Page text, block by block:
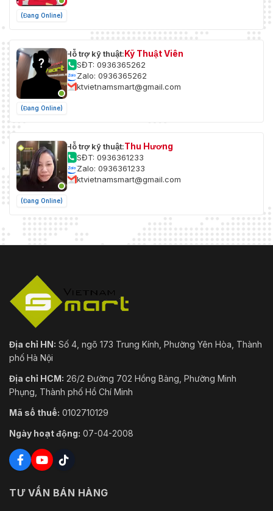
(Đang Online)
(Đang Online)
Hỗ trợ kỹ thuật:Kỹ Thuật Viên
SĐT: 0936365262
Zalo: 0936365262
ktvietnamsmart@gmail.com
(Đang Online)
Hỗ trợ kỹ thuật:Thu Hương
SĐT: 0936361233
Zalo: 0936361233
ktvietnamsmart@gmail.com
Địa chỉ HN: Số 4, ngõ 173 Trung Kính, Phường Yên Hòa, Thành
phố Hà Nội
Địa chỉ HCM: 26/2 Đường 702 Hồng Bàng, Phường Minh
Phụng, Thành phố Hồ Chí Minh
Mã số thuế: 0102710129
Ngày hoạt động: 07-04-2008
TƯ VẤN BÁN HÀNG